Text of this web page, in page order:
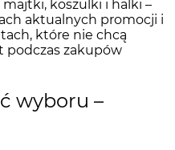
koszulki i halki –
aktualnych promocji i
które nie chcą
podczas zakupów
wyboru –